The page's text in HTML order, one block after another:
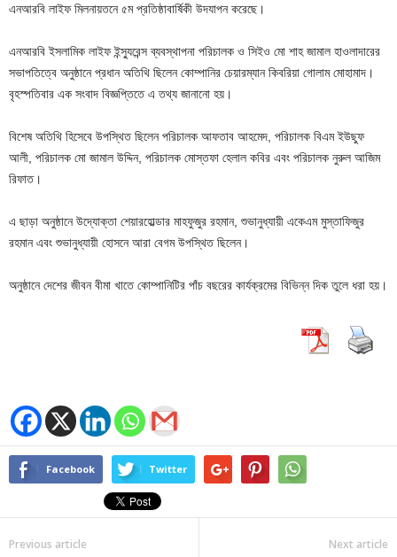
এনআরবি লাইফ মিলনায়তনে ৫ম প্রতিষ্ঠাবার্ষিকী উদযাপন করেছে।
এনআরবি ইসলামিক লাইফ ইন্স্যুরেন্স ব্যবস্থাপনা পরিচালক ও সিইও মো শাহ জামাল হাওলাদারের
সভাপতিত্বে অনুষ্ঠানে প্রধান অতিথি ছিলেন কোম্পানির চেয়ারম্যান কিবরিয়া গোলাম মোহামাদ।
বৃহস্পতিবার এক সংবাদ বিজ্ঞপ্তিতে এ তথ্য জানানো হয়।
বিশেষ অতিথি হিসেবে উপস্থিত ছিলেন পরিচালক আফতাব আহমেদ, পরিচালক বিএম ইউছুফ
আলী, পরিচালক মো জামাল উদ্দিন, পরিচালক মোস্তফা হেলাল কবির এবং পরিচালক নুরুল আজিম
রিফাত।
এ ছাড়া অনুষ্ঠানে উদ্যোক্তা শেয়ারহোল্ডার মাহফুজুর রহমান, শুভানুধ্যায়ী একেএম মুস্তাফিজুর
রহমান এবং শুভানুধ্যায়ী হোসনে আরা বেগম উপস্থিত ছিলেন।
অনুষ্ঠানে দেশের জীবন বীমা খাতে কোম্পানিটির পাঁচ বছরের কার্যক্রমের বিভিন্ন দিক তুলে ধরা হয়।
Facebook Twitter
Previous article Next article